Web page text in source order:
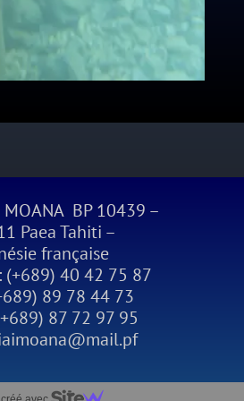
MOANA BP 10439 –
Paea Tahiti –
française
(+689) 40 42 75 87
89 78 44 73
87 72 97 95